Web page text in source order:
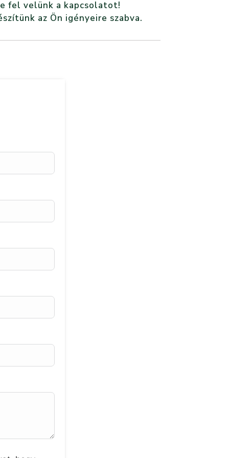
fel velünk a kapcsolatot!
az Ön igényeire szabva.